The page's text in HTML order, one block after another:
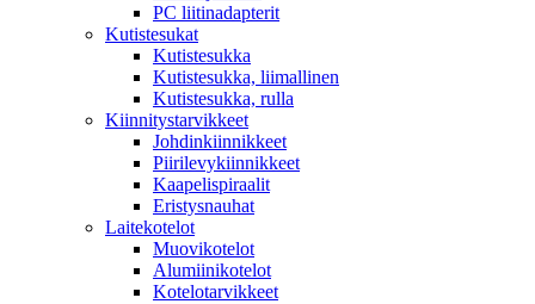
PC liitinadapterit
Kutistesukat
Kutistesukka
Kutistesukka, liimallinen
Kutistesukka, rulla
Kiinnitystarvikkeet
Johdinkiinnikkeet
Piirilevykiinnikkeet
Kaapelispiraalit
Eristysnauhat
Laitekotelot
Muovikotelot
Alumiinikotelot
Kotelotarvikkeet